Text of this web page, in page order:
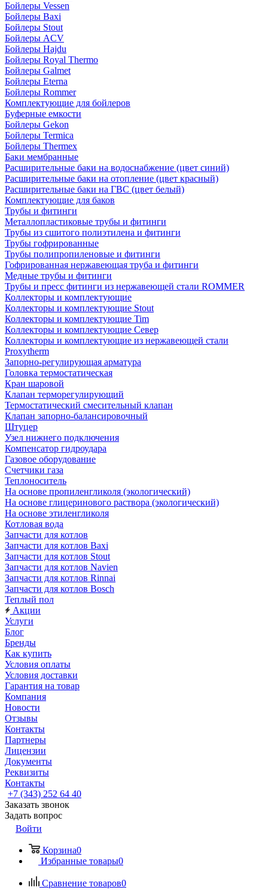
Бойлеры Vessen
Бойлеры Baxi
Бойлеры Stout
Бойлеры ACV
Бойлеры Hajdu
Бойлеры Royal Thermo
Бойлеры Galmet
Бойлеры Eterna
Бойлеры Rommer
Комплектующие для бойлеров
Буферные емкости
Бойлеры Gekon
Бойлеры Termica
Бойлеры Thermex
Баки мембранные
Расширительные баки на водоснабжение (цвет синий)
Расширительные баки на отопление (цвет красный)
Расширительные баки на ГВС (цвет белый)
Комплектующие для баков
Трубы и фитинги
Металлопластиковые трубы и фитинги
Трубы из сшитого полиэтилена и фитинги
Трубы гофрированные
Трубы полипропиленовые и фитинги
Гофрированная нержавеющая труба и фитинги
Медные трубы и фитинги
Трубы и пресс фитинги из нержавеющей стали ROMMER
Коллекторы и комплектующие
Коллекторы и комплектующие Stout
Коллекторы и комплектующие Tim
Коллекторы и комплектующие Север
Коллекторы и комплектующие из нержавеющей стали
Proxytherm
Запорно-регулирующая арматура
Головка термостатическая
Кран шаровой
Клапан терморегулирующий
Термостатический смесительный клапан
Клапан запорно-балансировочный
Штуцер
Узел нижнего подключения
Компенсатор гидроудара
Газовое оборудование
Счетчики газа
Теплоноситель
На основе пропиленгликоля (экологический)
На основе глицеринового раствора (экологический)
На основе этиленгликоля
Котловая вода
Запчасти для котлов
Запчасти для котлов Baxi
Запчасти для котлов Stout
Запчасти для котлов Navien
Запчасти для котлов Rinnai
Запчасти для котлов Bosch
Теплый пол
Акции
Услуги
Блог
Бренды
Как купить
Условия оплаты
Условия доставки
Гарантия на товар
Компания
Новости
Отзывы
Контакты
Партнеры
Лицензии
Документы
Реквизиты
Контакты
+7 (343) 252 64 40
Заказать звонок
Задать вопрос
Войти
Корзина0
Избранные товары0
Сравнение товаров0